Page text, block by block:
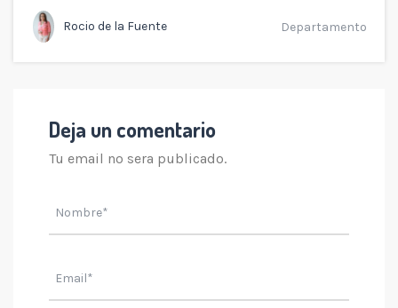
Rocio de la Fuente Departamento
Deja un comentario
Tu email no sera publicado.